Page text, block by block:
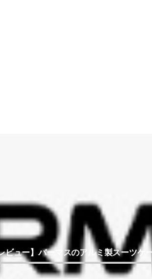
ビュー】バーマスのアルミ製スーツケ